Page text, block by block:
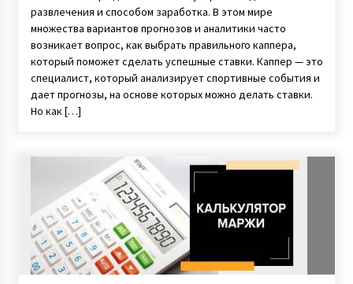
зоне 16 лет, открыл выставку картин в Киеве
6 лет ago
Агентство знакомств с иностранцами —
киевлянка рассказала о работе фальшивой
невестой и своих заработках
развлечения и способом заработка. В этом мире
множества вариантов прогнозов и аналитики часто
возникает вопрос, как выбрать правильного каппера,
который поможет сделать успешные ставки. Каппер — это
специалист, который анализирует спортивные события и
дает прогнозы, на основе которых можно делать ставки.
Но как […]